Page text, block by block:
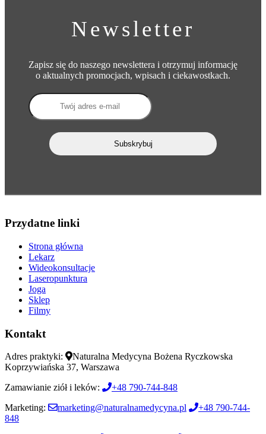
Newsletter
Zapisz się do naszego newslettera i otrzymuj informację
o aktualnych promocjach, wpisach i ciekawostkach.
Przydatne linki
Strona główna
Lekarz
Wideokonsultacje
Laseropunktura
Joga
Sklep
Filmy
Kontakt
Adres praktyki:
Naturalna Medycyna Bożena Ryczkowska
Koprzywiańska 37, Warszawa
Zamawianie ziół i leków:
+48 790-744-848
Marketing:
marketing@naturalnamedycyna.pl
+48 790-744-
848